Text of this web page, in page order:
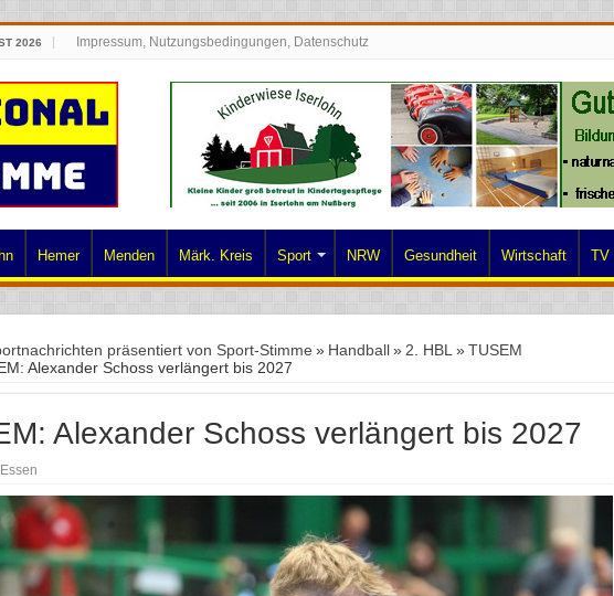
2026 Impressum, Nutzungsbedingungen, Datenschutz
Hemer Menden Märk. Kreis Sport NRW Gesundheit Wirtschaft TV
präsentiert von Sport-Stimme » Handball » 2. HBL » TUSEM
Alexander Schoss verlängert bis 2027
Alexander Schoss verlängert bis 2027